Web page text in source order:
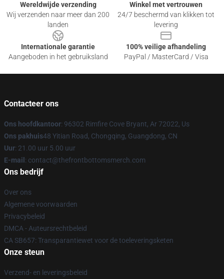
Wereldwijde verzending
Wij verzenden naar meer dan 200
landen
Winkel met vertrouwen
24/7 beschermd van klikken tot
levering
Internationale garantie
Aangeboden in het gebruiksland
100% veilige afhandeling
PayPal / MasterCard / Visa
Contacteer ons
Ons hoofdkantoor: 96302 Rimfire Cove Bryant, Ar 72022, Us
Ons pakhuis48 Yitian Road, Chongqing, Guangdong, CN
Uur: 21.00 uur 5.00 uur
E-mail : contact@thefrontbottomsmerch.com
Ons bedrijf
Over ons
Algemene voorwaarden
Privacybeleid
DMCA - Auteursrechtbeleid
CA SB657: Transparantiewet voor de toeleveringsketen
Onze steun
Verzend- en leveringsbeleid